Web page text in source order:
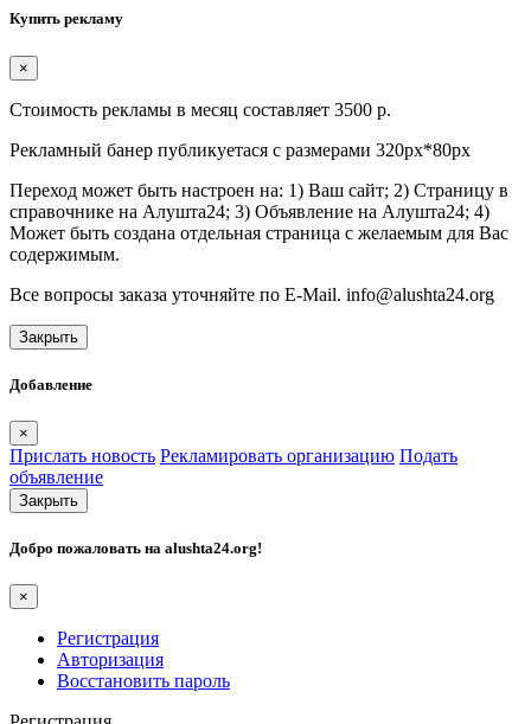
Купить рекламу
×
Стоимость рекламы в месяц составляет 3500 р.
Рекламный банер публикуетася с размерами 320px*80px
Переход может быть настроен на: 1) Ваш сайт; 2) Страницу в
справочнике на Алушта24; 3) Объявление на Алушта24; 4)
Может быть создана отдельная страница с желаемым для Вас
содержимым.
Все вопросы заказа уточняйте по E-Mail. info@alushta24.org
Закрыть
Добавление
×
Прислать новость Рекламировать организацию Подать
объявление
Закрыть
Добро пожаловать на alushta24.org!
×
Регистрация
Авторизация
Восстановить пароль